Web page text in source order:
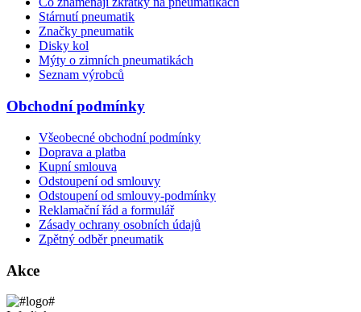
Stárnutí pneumatik
Značky pneumatik
Disky kol
Mýty o zimních pneumatikách
Seznam výrobců
Obchodní podmínky
Všeobecné obchodní podmínky
Doprava a platba
Kupní smlouva
Odstoupení od smlouvy
Odstoupení od smlouvy-podmínky
Reklamační řád a formulář
Zásady ochrany osobních údajů
Zpětný odběr pneumatik
Akce